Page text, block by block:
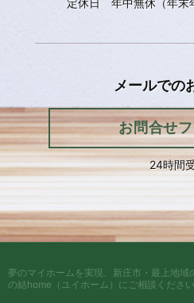
メールでの
お問合せ
24時間
夢のマイホームを実現、 新庄市・最上地域
の結home（ユイホーム） にご相談ください